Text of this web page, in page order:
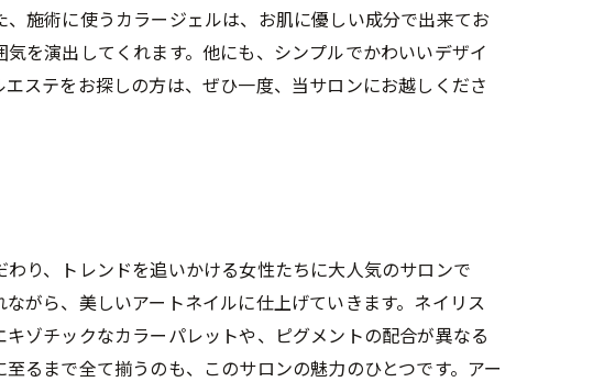
施術に使うカラージェルは、お肌に優しい成分で出来てお
を演出してくれます。他にも、シンプルでかわいいデザイ
ステをお探しの方は、ぜひ一度、当サロンにお越しくださ
り、トレンドを追いかける女性たちに大人気のサロンで
がら、美しいアートネイルに仕上げていきます。ネイリス
ゾチックなカラーパレットや、ピグメントの配合が異なる
るまで全て揃うのも、このサロンの魅力のひとつです。アー